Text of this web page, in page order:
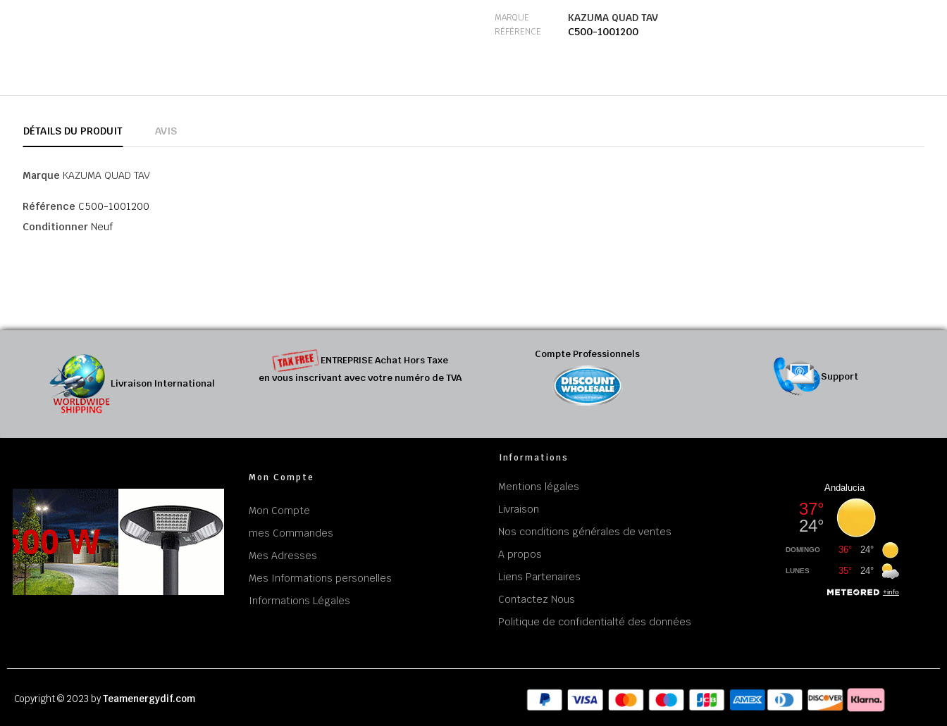
MARQUE KAZUMA QUAD TAV
RÉFÉRENCE C500-1001200
DÉTAILS DU PRODUIT AVIS
Marque KAZUMA QUAD TAV
Référence C500-1001200
Conditionner Neuf
Livraison International
ENTREPRISE Achat Hors Taxe
en vous inscrivant avec votre numéro de TVA
Compte Professionnels
Support
Mon Compte
Mon Compte
mes Commandes
Mes Adresses
Mes Informations personelles
Informations Légales
Informations
Mentions légales
Livraison
Nos conditions générales de ventes
A propos
Liens Partenaires
Contactez Nous
Politique de confidentialté des données
Copyright © 2023 byTeamenergydif.com